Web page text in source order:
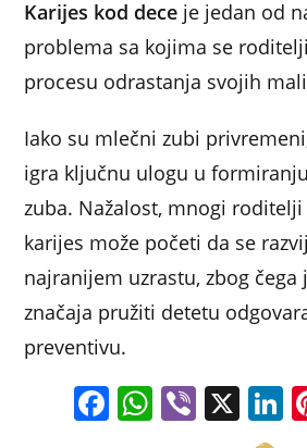
o
k
p
Karijes kod dece je jedan od
problema sa kojima se
procesu odrastanja svojih
Iako su mlečni zubi
igra ključnu ulogu u
zuba. Nažalost, mnogi
karijes može početi da se
najranijem uzrastu, zbog čega
značaja pružiti detetu
preventivu.
F W Vi X